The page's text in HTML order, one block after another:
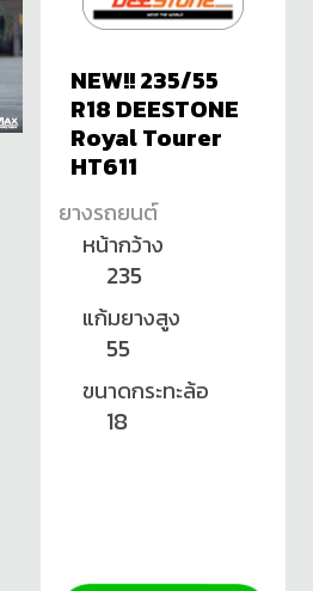
NEW!! 235/55
R18 DEESTONE
Royal Tourer
HT611
ยางรถยนต์
หน้ากว้าง
235
แก้มยางสูง
55
ขนาดกระทะล้อ
18